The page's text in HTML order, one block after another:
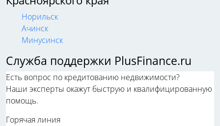
Норильск
Ачинск
Минусинск
Служба поддержки PlusFinance.ru
Есть вопрос по кредитованию недвижимости?
Наши эксперты окажут быструю и квалифицированную
помощь.
Горячая линия